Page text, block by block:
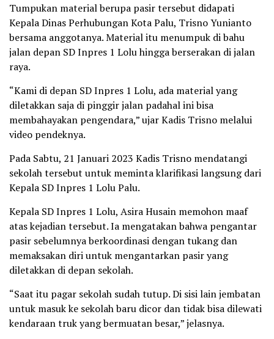
Tumpukan material berupa pasir tersebut didapati
Kepala Dinas Perhubungan Kota Palu, Trisno Yunianto
bersama anggotanya. Material itu menumpuk di bahu
jalan depan SD Inpres 1 Lolu hingga berserakan di jalan
raya.
“Kami di depan SD Inpres 1 Lolu, ada material yang
diletakkan saja di pinggir jalan padahal ini bisa
membahayakan pengendara,” ujar Kadis Trisno melalui
video pendeknya.
Pada Sabtu, 21 Januari 2023 Kadis Trisno mendatangi
sekolah tersebut untuk meminta klarifikasi langsung dari
Kepala SD Inpres 1 Lolu Palu.
Kepala SD Inpres 1 Lolu, Asira Husain memohon maaf
atas kejadian tersebut. Ia mengatakan bahwa pengantar
pasir sebelumnya berkoordinasi dengan tukang dan
memaksakan diri untuk mengantarkan pasir yang
diletakkan di depan sekolah.
“Saat itu pagar sekolah sudah tutup. Di sisi lain jembatan
untuk masuk ke sekolah baru dicor dan tidak bisa dilewati
kendaraan truk yang bermuatan besar,” jelasnya.